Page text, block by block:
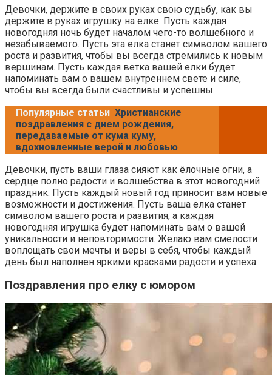
Девочки, держите в своих руках свою судьбу, как вы
держите в руках игрушку на елке. Пусть каждая
новогодняя ночь будет началом чего-то волшебного и
незабываемого. Пусть эта елка станет символом вашего
роста и развития, чтобы вы всегда стремились к новым
вершинам. Пусть каждая ветка вашей елки будет
напоминать вам о вашем внутреннем свете и силе,
чтобы вы всегда были счастливы и успешны.
Популярные статьи Христианские
поздравления с днем рождения,
передаваемые от кума куму,
вдохновленные верой и любовью
Девочки, пусть ваши глаза сияют как ёлочные огни, а
сердце полно радости и волшебства в этот новогодний
праздник. Пусть каждый новый год приносит вам новые
возможности и достижения. Пусть ваша елка станет
символом вашего роста и развития, а каждая
новогодняя игрушка будет напоминать вам о вашей
уникальности и неповторимости. Желаю вам смелости
воплощать свои мечты и веры в себя, чтобы каждый
день был наполнен яркими красками радости и успеха.
Поздравления про елку с юмором